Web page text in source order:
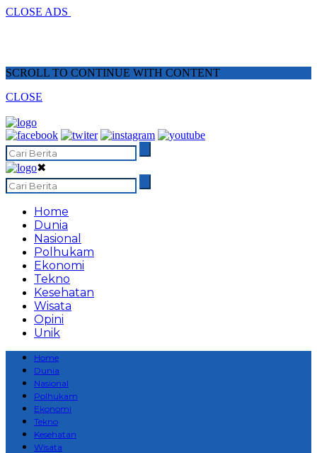
CLOSE ADS
SCROLL TO CONTINUE WITH CONTENT
CLOSE
✖
Home
Dunia
Nasional
Polhukam
Ekonomi
Tekno
Kesehatan
Wisata
Opini
Unik
Home
Dunia
Nasional
Polhukam
Ekonomi
Tekno
Kesehatan
Wisata